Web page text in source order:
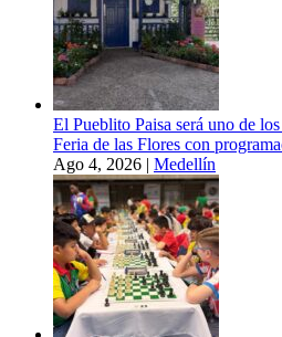
El Pueblito Paisa será uno de
Feria de las Flores con
Ago 4, 2026 | Medellín